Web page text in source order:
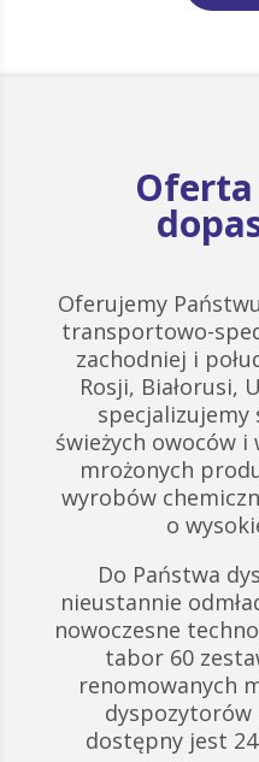
Oferujemy
transportowo-
zachodniej i
Rosji, Białorusi,
świeżych owoców i
mrożonych
wyrobów
o
Do Państwa
nieustannie
nowoczesne
tabor 60
renomowanych
dyspozytorów
dostępny jest